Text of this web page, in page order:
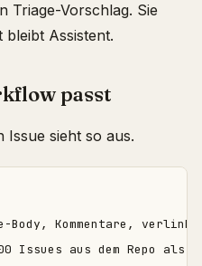
Triage-Vorschlag. Sie
bleibt Assistent.
passt
Issue sieht so aus.
Body, Kommentare,
Issues aus dem Repo als